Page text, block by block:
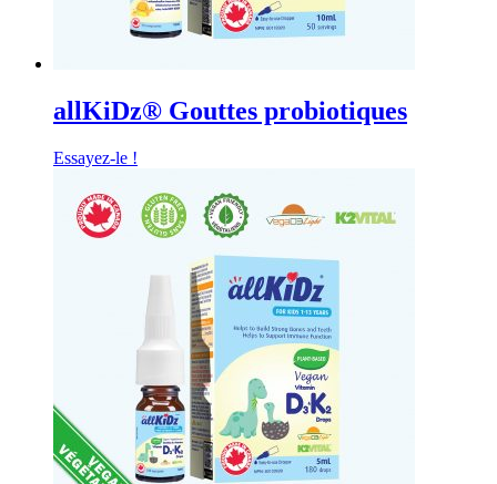
allKiDz® Gouttes probiotiques
Essayez-le !